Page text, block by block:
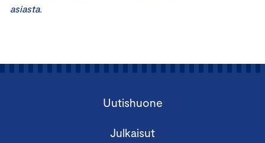
asiasta.
Uutishuone
Julkaisut